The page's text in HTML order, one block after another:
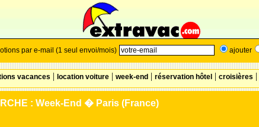
par e-mail (1 seul envoi/mois) ajouter
vacances | location voiture| week-end| réservation hôtel| croisières |
: Week-End � Paris (France)